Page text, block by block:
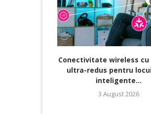
Conectivitate wireless cu
ultra-redus pentru
inteligente...
3 August 2026